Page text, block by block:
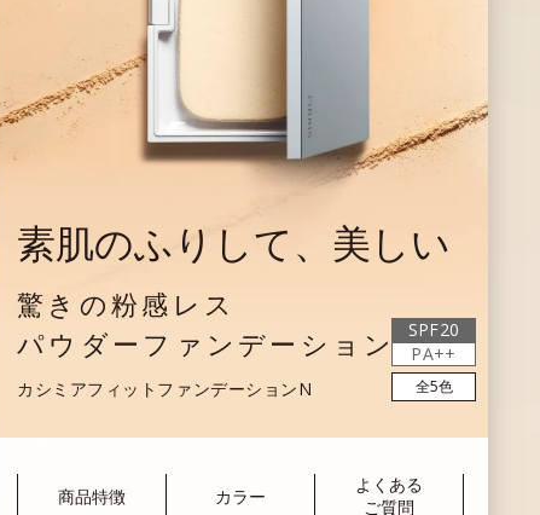
素肌のふりして、美しい
驚きの粉感レス
パウダーファンデーション
カシミアフィットファンデーションN
SPF20
PA++
全5色
商品特徴 カラー
よくある
ご質問